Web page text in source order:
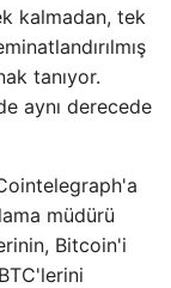
kalmadan, tek
tanıyor.
aynı derecede
müdürü
Bitcoin'i